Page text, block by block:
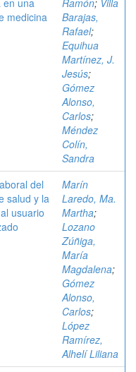
en una
medicina
Ramón; Villa
Barajas,
Rafael;
Equihua
Martínez, J.
Jesús;
Gómez
Alonso,
Carlos;
Méndez
Colín,
Sandra
del
salud y la
usuario
Marín
Laredo, Ma.
Martha;
Lozano
Zúñiga,
María
Magdalena;
Gómez
Alonso,
Carlos;
López
Ramírez,
Alhelí Liliana